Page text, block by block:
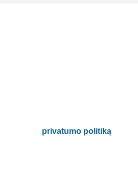
privatumo politiką.